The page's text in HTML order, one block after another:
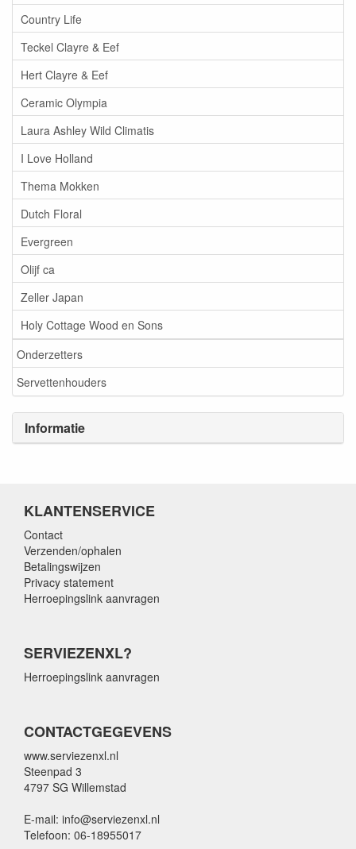
Country Life
Teckel Clayre & Eef
Hert Clayre & Eef
Ceramic Olympia
Laura Ashley Wild Climatis
I Love Holland
Thema Mokken
Dutch Floral
Evergreen
Olijf ca
Zeller Japan
Holy Cottage Wood en Sons
Onderzetters
Servettenhouders
Informatie
KLANTENSERVICE
Contact
Verzenden/ophalen
Betalingswijzen
Privacy statement
Herroepingslink aanvragen
SERVIEZENXL?
Herroepingslink aanvragen
CONTACTGEGEVENS
www.serviezenxl.nl
Steenpad 3
4797 SG Willemstad
E-mail: info@serviezenxl.nl
Telefoon: 06-18955017